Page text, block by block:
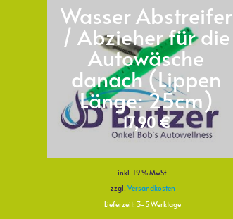
Wasser Abstreifer
/ Abzieher für die
Autowäsche
danach (Lippen
Länge: 25cm)
17,90€
inkl. 19 % MwSt.
zzgl. Versandkosten
Lieferzeit:3-5 Werktage